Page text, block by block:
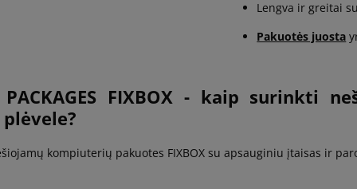
Lengva ir greitai
Pakuotės juosta
PACKAGES FIXBOX - kaip surinkti
kompiuterių pakuotes FIXBOX su apsauginiu įtaisas ir